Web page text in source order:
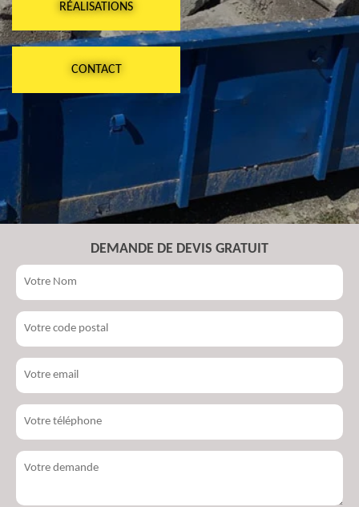
RÉALISATIONS
CONTACT
DEMANDE DE DEVIS GRATUIT